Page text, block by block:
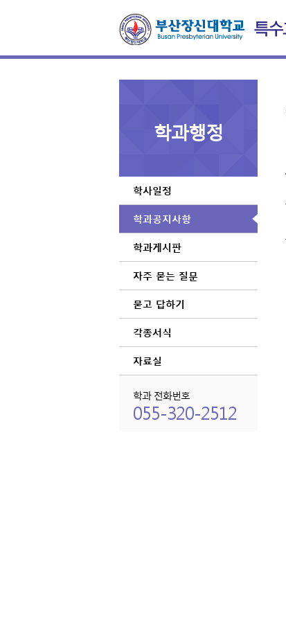
학과행정
학사일정
학과공지사항
학과게시판
자주 묻는 질문
묻고 답하기
각종서식
자료실
학과 전화번호
055-320-2512